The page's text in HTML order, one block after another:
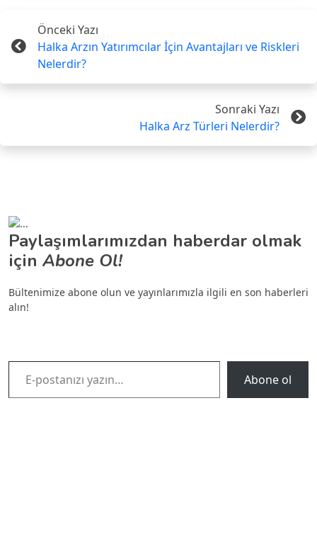
Önceki Yazı
Halka Arzın Yatırımcılar İçin Avantajları ve Riskleri
Nelerdir?
Sonraki Yazı
Halka Arz Türleri Nelerdir?
Paylaşımlarımızdan haberdar olmak
için Abone Ol!
Bültenimize abone olun ve yayınlarımızla ilgili en son haberleri
alın!
E-postanızı yazın…
Abone ol